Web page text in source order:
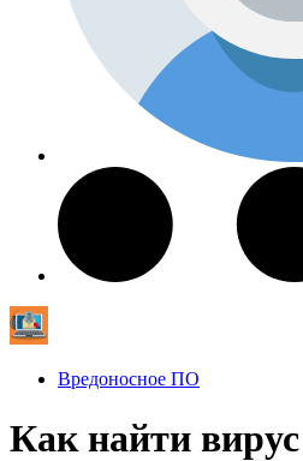
Вредоносное ПО
Как найти вирус